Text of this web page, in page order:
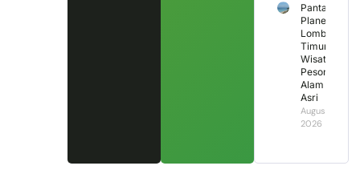
Pantai
Planet
Lombok
Timur,
Wisata
Pesona
Alam
Asri
August 1,
2026